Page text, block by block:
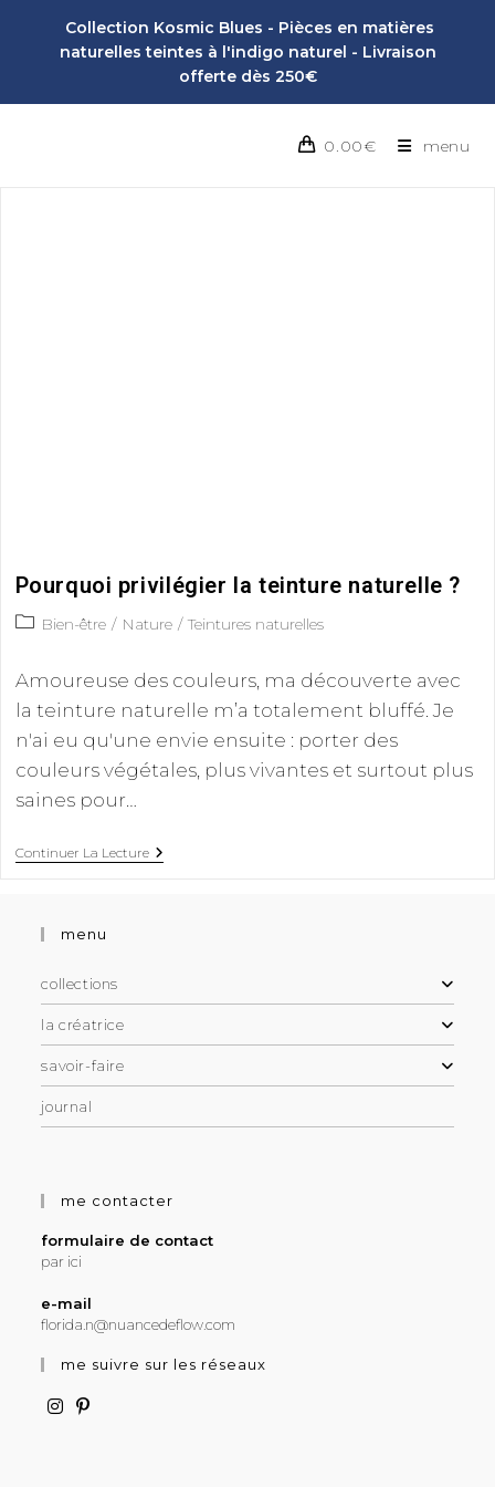
Collection Kosmic Blues - Pièces en matières
naturelles teintes à l'indigo naturel - Livraison
offerte dès 250€
0.00€ menu
Pourquoi privilégier la teinture naturelle ?
Bien-être / Nature / Teintures naturelles
Amoureuse des couleurs, ma découverte avec
la teinture naturelle m’a totalement bluffé. Je
n'ai eu qu'une envie ensuite : porter des
couleurs végétales, plus vivantes et surtout plus
saines pour…
Continuer La Lecture
menu
collections
la créatrice
savoir-faire
journal
me contacter
formulaire de contact
par ici
e-mail
florida.n@nuancedeflow.com
me suivre sur les réseaux